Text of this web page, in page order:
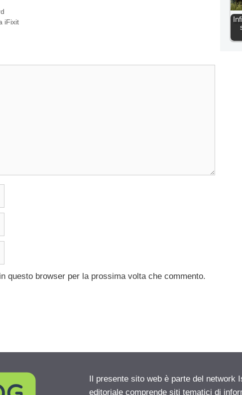
iFixit
questo browser per la prossima volta che commento.
Il presente sito web è parte del network
editoriale comprende siti tematici di